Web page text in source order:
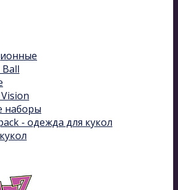
наборы
- одежда для кукол